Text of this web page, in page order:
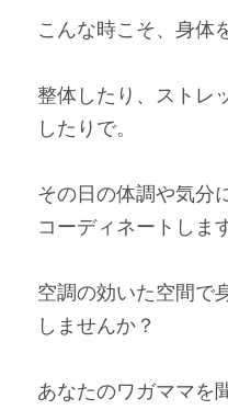
こんな時こそ、身体
整体したり、ストレ
したりで。
その日の体調や気分
コーディネートしま
空調の効いた空間で
しませんか？
あなたのワガママを